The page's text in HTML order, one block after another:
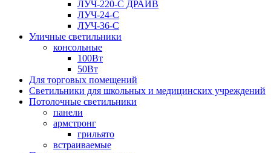
ЛУЧ-220-С ДРАЙВ
ЛУЧ-24-С
ЛУЧ-36-С
Уличные светильники
консольные
100Вт
50Вт
Для торговых помещений
Светильники для школьных и медицинских учреждений
Потолочные светильники
панели
армстронг
грильято
встраиваемые